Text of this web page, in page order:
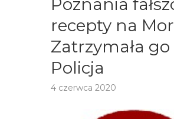
Poznania
recepty na
Zatrzymała go
Policja
4 czerwca 2020